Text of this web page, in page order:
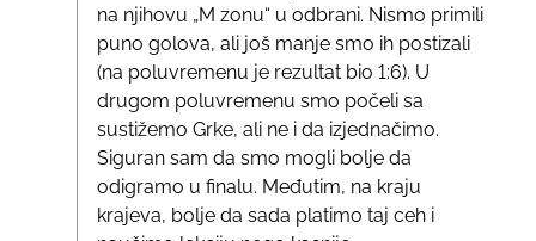
na njihovu „M zonu“ u odbrani. Nismo primili
puno golova, ali još manje smo ih postizali
(na poluvremenu je rezultat bio 1:6). U
drugom poluvremenu smo počeli sa
sustižemo Grke, ali ne i da izjednačimo.
Siguran sam da smo mogli bolje da
odigramo u finalu. Međutim, na kraju
krajeva, bolje da sada platimo taj ceh i